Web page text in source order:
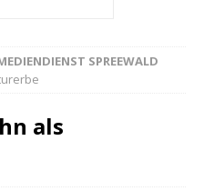
SPREEWALD
als